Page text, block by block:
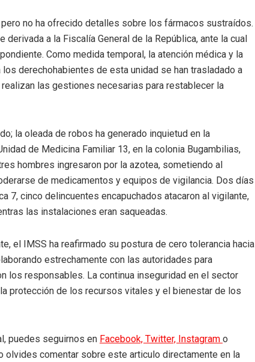
no ha ofrecido detalles sobre los fármacos sustraídos.
a la Fiscalía General de la República, ante la cual
Como medida temporal, la atención médica y la
derechohabientes de esta unidad se han trasladado a
las gestiones necesarias para restablecer la
la oleada de robos ha generado inquietud en la
de Medicina Familiar 13, en la colonia Bugambilias,
hombres ingresaron por la azotea, sometiendo al
de medicamentos y equipos de vigilancia. Dos días
7, cinco delincuentes encapuchados atacaron al vigilante,
las instalaciones eran saqueadas.
el IMSS ha reafirmado su postura de cero tolerancia hacia
estrechamente con las autoridades para
los responsables. La continua inseguridad en el sector
protección de los recursos vitales y el bienestar de los
puedes seguirnos en Facebook, Twitter, Instagram o
olvides comentar sobre este articulo directamente en la